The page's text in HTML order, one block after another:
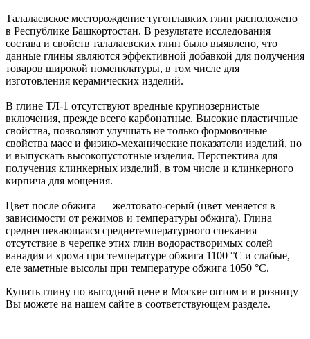
Талалаевское месторождение тугоплавких глин расположено
в Республике Башкортостан. В результате исследования
состава и свойств талалаевских глин было выявлено, что
данные глины являются эффективной добавкой для получения
товаров широкой номенклатуры, в том числе для
изготовления керамических изделий.
В глине ТЛ-1 отсутствуют вредные крупнозернистые
включения, прежде всего карбонатные. Высокие пластичные
свойства, позволяют улучшать не только формовочные
свойства масс и физико-механические показатели изделий, но
и выпускать высокопустотные изделия. Перспектива для
получения клинкерных изделий, в том числе и клинкерного
кирпича для мощения.
Цвет после обжига — желтовато-серый (цвет меняется в
зависимости от режимов и температуры обжига). Глина
среднеспекающаяся среднетемпературного спекания —
отсутствие в черепке этих глин водорастворимых солей
ванадия и хрома при температуре обжига 1100 °С и слабые,
еле заметные высолы при температуре обжига 1050 °С.
Купить глину по выгодной цене в Москве оптом и в розницу
Вы можете на нашем сайте в соответствующем разделе.